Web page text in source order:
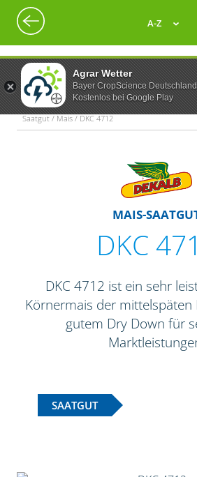
Agrar Wetter
Bayer CropScience
Kostenlos bei Google Play
A-Z
Saatgut / Mais / DKC 4712
MAIS-
DKC
DKC 4712 ist ein sehr
Körnermais der mittelspäten
gutem Dry Down für
SAATGUT